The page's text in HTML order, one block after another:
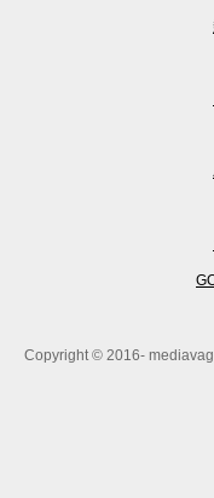
Copyright © 2016-